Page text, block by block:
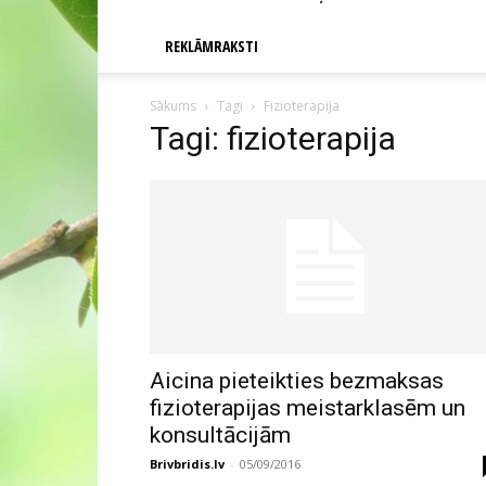
REKLĀMRAKSTI
Sākums Tagi Fizioterapija
Tagi: fizioterapija
Aicina pieteikties bezmaksas
fizioterapijas meistarklasēm un
konsultācijām
Brivbridis.lv - 05/09/2016